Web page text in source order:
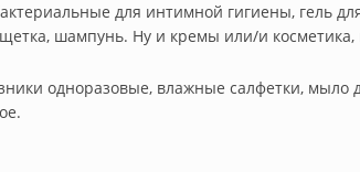
для интимной гигиены, гель
шампунь. Ну и кремы или/и
одноразовые, влажные салфетки, мыло